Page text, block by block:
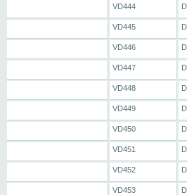
VD444
VD445
VD446
VD447
VD448
VD449
VD450
VD451
VD452
VD453